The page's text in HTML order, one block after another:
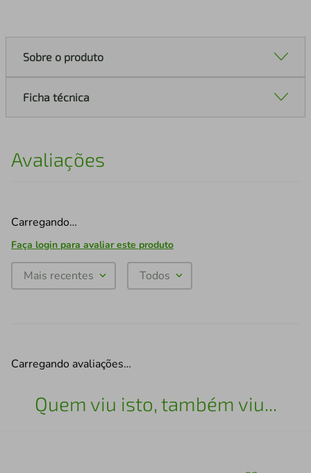
Sobre o produto
Ficha técnica
Avaliações
Carregando…
Faça login para avaliar este produto
Mais recentes Todos
Carregando avaliações…
Quem viu isto, também viu...